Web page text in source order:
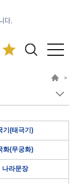
다.
>
기(태극기)
화(무궁화)
나라문장